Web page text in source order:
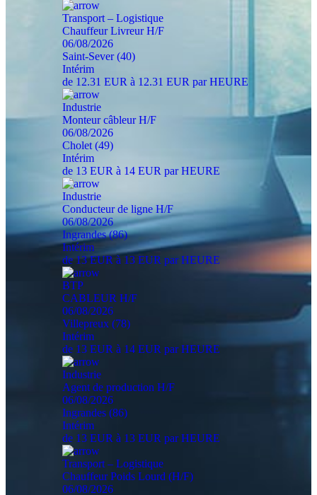
Transport – Logistique
Chauffeur Livreur H/F
06/08/2026
Saint-Sever (40)
Intérim
de 12.31 EUR à 12.31 EUR par HEURE
Industrie
Monteur câbleur H/F
06/08/2026
Cholet (49)
Intérim
de 13 EUR à 14 EUR par HEURE
Industrie
Conducteur de ligne H/F
06/08/2026
Ingrandes (86)
Intérim
de 13 EUR à 13 EUR par HEURE
BTP
CABLEUR H/F
06/08/2026
Villepreux (78)
Intérim
de 13 EUR à 14 EUR par HEURE
Industrie
Agent de production H/F
06/08/2026
Ingrandes (86)
Intérim
de 13 EUR à 13 EUR par HEURE
Transport – Logistique
Chauffeur Poids Lourd (H/F)
06/08/2026